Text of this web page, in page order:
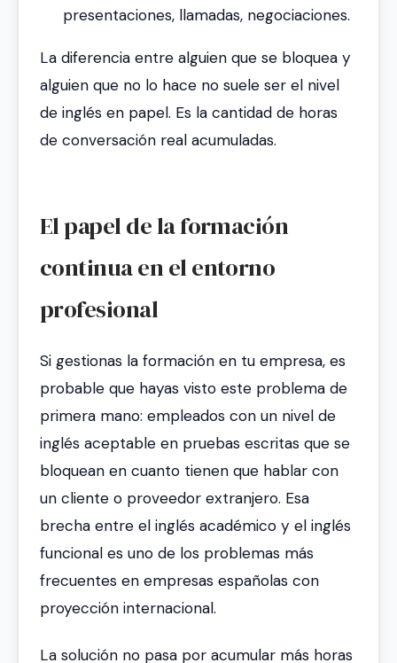
presentaciones, llamadas, negociaciones.
La diferencia entre alguien que se bloquea y
alguien que no lo hace no suele ser el nivel
de inglés en papel. Es la cantidad de horas
de conversación real acumuladas.
El papel de la formación
continua en el entorno
profesional
Si gestionas la formación en tu empresa, es
probable que hayas visto este problema de
primera mano: empleados con un nivel de
inglés aceptable en pruebas escritas que se
bloquean en cuanto tienen que hablar con
un cliente o proveedor extranjero. Esa
brecha entre el inglés académico y el inglés
funcional es uno de los problemas más
frecuentes en empresas españolas con
proyección internacional.
La solución no pasa por acumular más horas